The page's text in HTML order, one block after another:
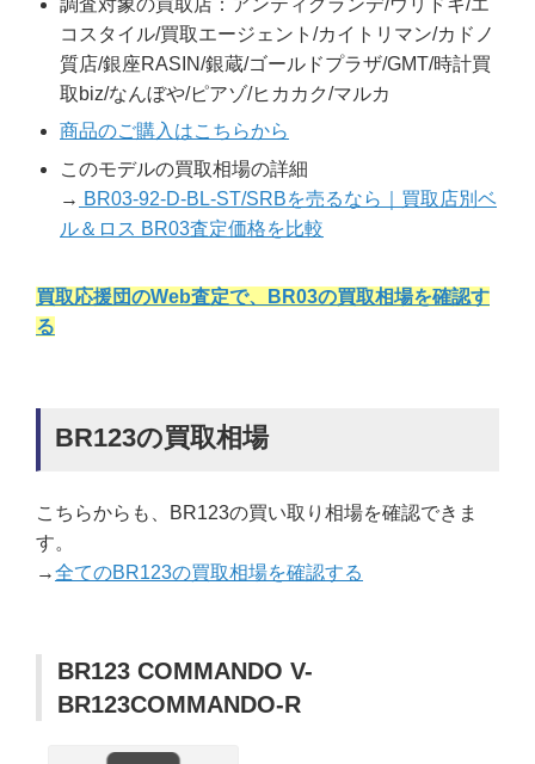
調査対象の買取店：アンティグランデ/ウリドキ/エ
コスタイル/買取エージェント/カイトリマン/カドノ
質店/銀座RASIN/銀蔵/ゴールドプラザ/GMT/時計買
取biz/なんぼや/ピアゾ/ヒカカク/マルカ
商品のご購入はこちらから
このモデルの買取相場の詳細
→ BR03-92-D-BL-ST/SRBを売るなら｜買取店別ベ
ル＆ロス BR03査定価格を比較
買取応援団のWeb査定で、BR03の買取相場を確認す
る
BR123の買取相場
こちらからも、BR123の買い取り相場を確認できま
す。
→全てのBR123の買取相場を確認する
BR123 COMMANDO V-
BR123COMMANDO-R